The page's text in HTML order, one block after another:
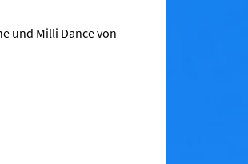
und Milli Dance von